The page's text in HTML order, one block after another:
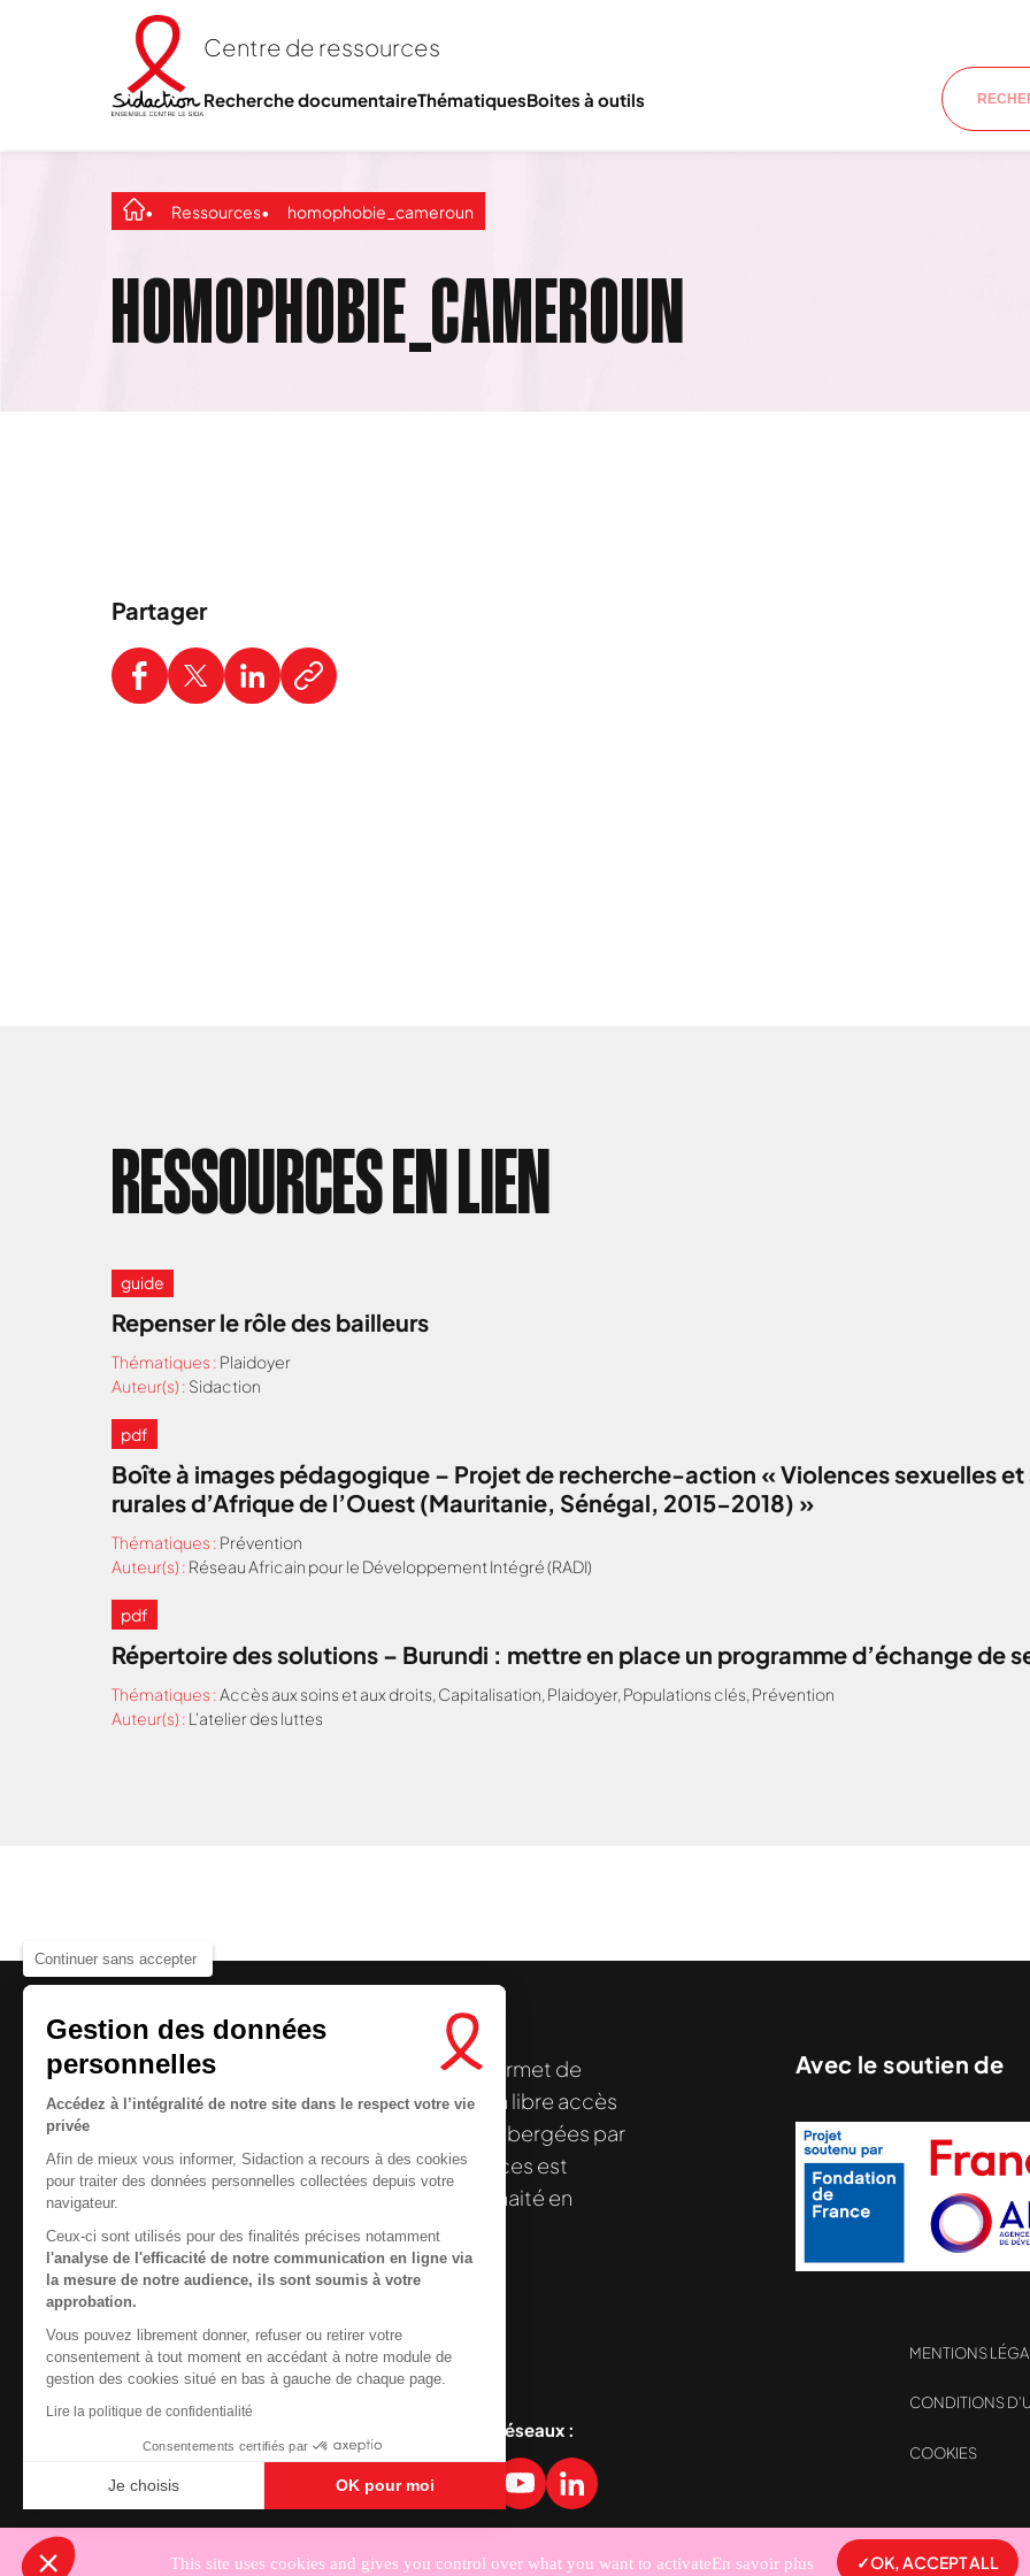
Continuer sans accepter
Gestion des données
personnelles
Accédez à l’intégralité de notre site dans le respect votre vie
privée
Afin de mieux vous informer, Sidaction a recours à des cookies
pour traiter des données personnelles collectées depuis votre
navigateur.
Ceux-ci sont utilisés pour des finalités précises notamment
l'analyse de l'efficacité de notre communication en ligne via
la mesure de notre audience, ils sont soumis à votre
approbation.
Vous pouvez librement donner, refuser ou retirer votre
consentement à tout moment en accédant à notre module de
gestion des cookies situé en bas à gauche de chaque page.
Lire la politique de confidentialité
Consentements certifiés par
Je choisis OK pour moi
Plateforme de Gestion du Consentement : Personnalisez vos Options
Notre plateforme vous permet d'adapter et de gérer vos paramètres de confidentialité, en garantissant la
Centre de ressources
Recherche documentaireThématiquesBoites à outils
Ressources homophobie_cameroun
HOMOPHOBIE_CAMEROUN
Partager
RESSOURCES EN LIEN
guide
Repenser le rôle des bailleurs
Thématiques : Plaidoyer
Auteur(s) : Sidaction
pdf
Boîte à images pédagogique – Projet de recherche-action « Violences sexuelles
rurales d’Afrique de l’Ouest (Mauritanie, Sénégal, 2015-2018) »
Thématiques : Prévention
Auteur(s) : Réseau Africain pour le Développement Intégré (RADI)
pdf
Répertoire des solutions – Burundi : mettre en place un programme d’échange de
Thématiques :Accès aux soins et aux droits, Capitalisation, Plaidoyer, Populations clés, Prévention
Auteur(s) : L'atelier des luttes
Le centre de ressources de Sidactionpermet de
disposer de ressources francophones en libre accès
. À l’origine, hébergées par
la Plateforme ELSA, le Centre de ressources est
désormais gérée par Sidaction qui a souhaité en
reprendre le pilotage.
Avec le soutien de
Contactez-nous
Newsletter
Nous suivre sur les réseaux :
MENTIONS
CONDITIONS
COOKIES
This site uses cookies and gives you control over what you want to activateEn savoir plus OK, ACCEPT ALL